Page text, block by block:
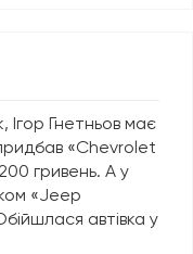
Ігор Гнетньов має
«Chevrolet
гривень. А у
«Jeep
автівка у